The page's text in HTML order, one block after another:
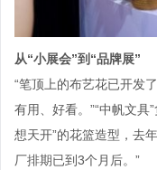
从“小展会”到“品牌展”
“笔顶上的布艺花已开发
有用、好看。”“中帆文
想天开”的花篮造型，去
厂排期已到3个月后。”